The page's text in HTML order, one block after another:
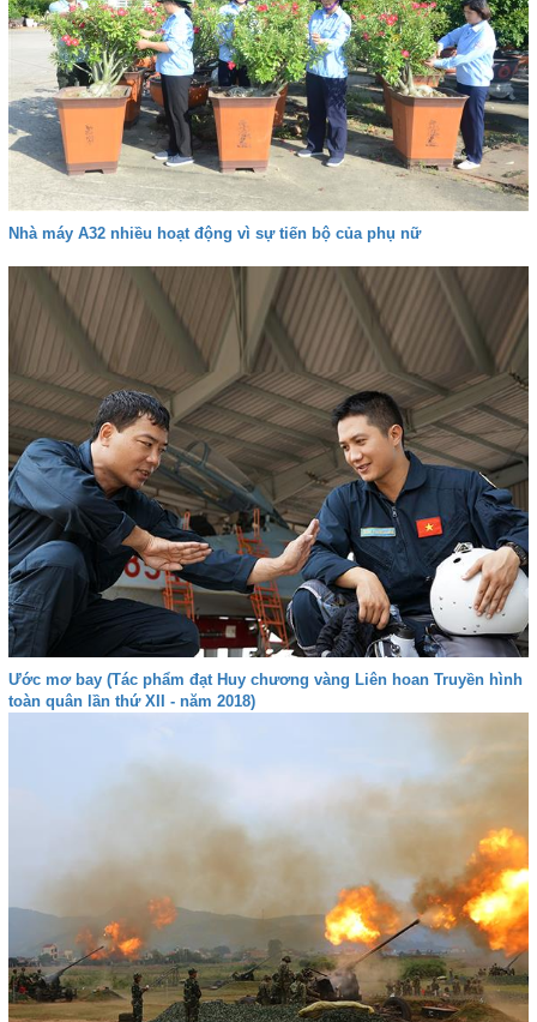
Nhà máy A32 nhiều hoạt động vì sự tiến bộ của phụ nữ
Ước mơ bay (Tác phẩm đạt Huy chương vàng Liên hoan Truyền hình
toàn quân lần thứ XII - năm 2018)